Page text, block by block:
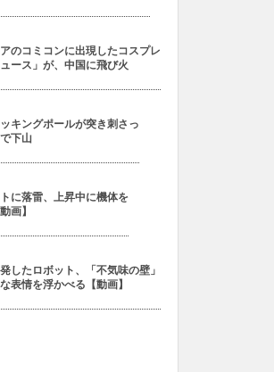
のコミコンに出現したコスプレ
ース」が、中国に飛び火
キングポールが突き刺さっ
下山
に落雷、上昇中に機体を
画】
したロボット、「不気味の壁」
表情を浮かべる【動画】